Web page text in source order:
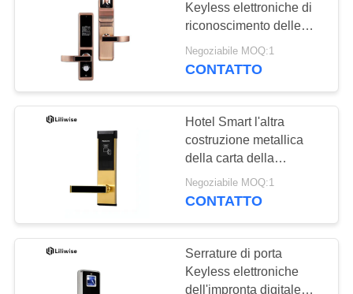
Keyless elettroniche di
riconoscimento delle
serrature di porta di
Digital, del fronte e del
Negoziabile MOQ:1
CONTATTO
Hotel Smart l'altra
costruzione metallica
della carta della
serratura di porta RFID
per la sala riunioni
Negoziabile MOQ:1
CONTATTO
Serrature di porta
Keyless elettroniche
dell'impronta digitale